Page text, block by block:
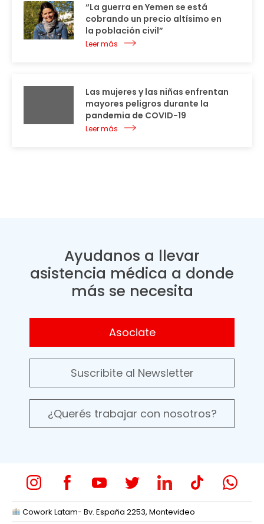
“La guerra en Yemen se está
cobrando un precio altísimo en
la población civil”
Leer más
Las mujeres y las niñas enfrentan
mayores peligros durante la
pandemia de COVID-19
Leer más
Ayudanos a llevar
asistencia médica a donde
más se necesita
Asociate
Suscribite al Newsletter
¿Querés trabajar con nosotros?
Cowork Latam- Bv. España 2253, Montevideo